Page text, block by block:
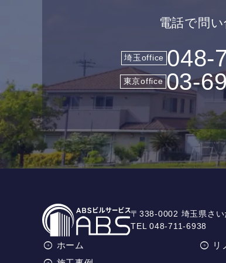
電話で問
埼玉office 048-
東京office 03-
〒338-0002 埼玉県さ
TEL 048-711-6938
ホーム
リ